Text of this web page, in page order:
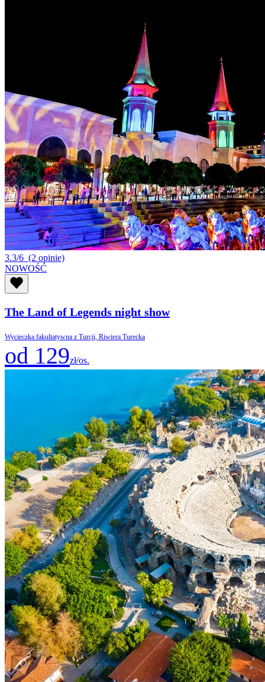
3.3/6 (2 opinie)
NOWOŚĆ
The Land of Legends night show
Wycieczka fakultatywna z Turcji, Riwiera Turecka
od 129zł/os.